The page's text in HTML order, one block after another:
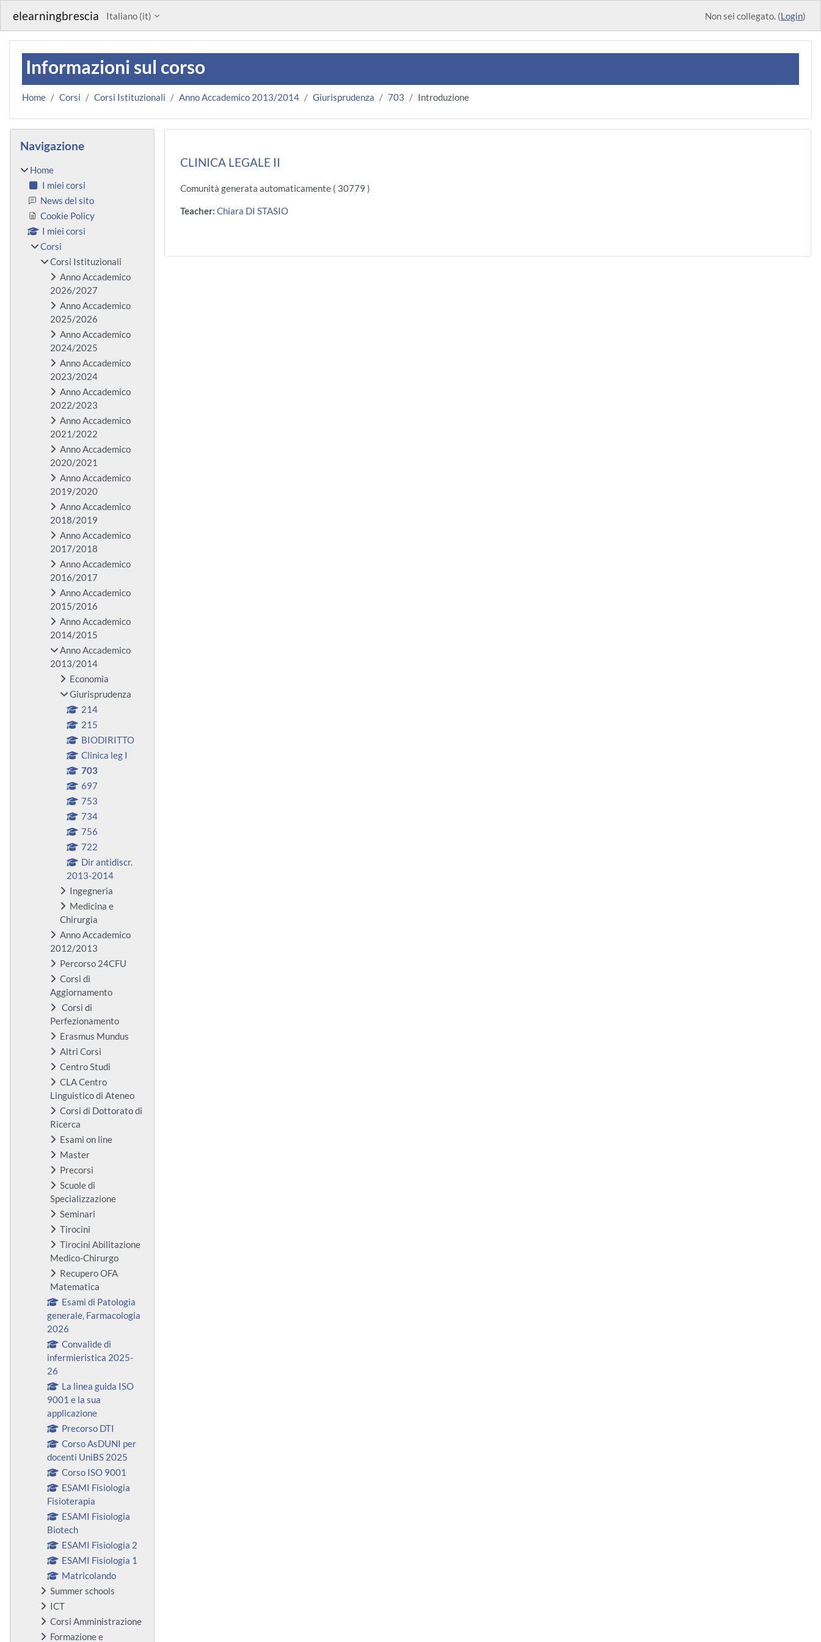
elearningbrescia Italiano ‎(it)‎ Non sei collegato. (Login)
Informazioni sul corso
Home Corsi Corsi Istituzionali Anno Accademico 2013/2014 Giurisprudenza 703 Introduzione
CLINICA LEGALE II
Comunità generata automaticamente ( 30779 )
Teacher: Chiara DI STASIO
Blocchi
Navigazione
Home
I miei corsi
News del sito
Cookie Policy
I miei corsi
Corsi
Corsi Istituzionali
Anno Accademico
2026/2027
Anno Accademico
2025/2026
Anno Accademico
2024/2025
Anno Accademico
2023/2024
Anno Accademico
2022/2023
Anno Accademico
2021/2022
Anno Accademico
2020/2021
Anno Accademico
2019/2020
Anno Accademico
2018/2019
Anno Accademico
2017/2018
Anno Accademico
2016/2017
Anno Accademico
2015/2016
Anno Accademico
2014/2015
Anno Accademico
2013/2014
Economia
Giurisprudenza
214
215
BIODIRITTO
Clinica leg I
703
697
753
734
756
722
Dir antidiscr.
2013-2014
Ingegneria
Medicina e
Chirurgia
Anno Accademico
2012/2013
Percorso 24CFU
Corsi di
Aggiornamento
Corsi di
Perfezionamento
Erasmus Mundus
Altri Corsi
Centro Studi
CLA Centro
Linguistico di Ateneo
Corsi di Dottorato di
Ricerca
Esami on line
Master
Precorsi
Scuole di
Specializzazione
Seminari
Tirocini
Tirocini Abilitazione
Medico-Chirurgo
Recupero OFA
Matematica
Esami di Patologia
generale, Farmacologia
2026
Convalide di
infermieristica 2025-
26
La linea guida ISO
9001 e la sua
applicazione
Precorso DTI
Corso AsDUNI per
docenti UniBS 2025
Corso ISO 9001
ESAMI Fisiologia
Fisioterapia
ESAMI Fisiologia
Biotech
ESAMI Fisiologia 2
ESAMI Fisiologia 1
Matricolando
Summer schools
ICT
Corsi Amministrazione
Formazione e